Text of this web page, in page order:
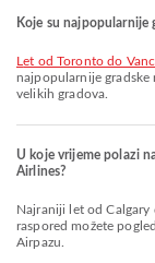
Koje su najpopularnije
let od Toronto do
najpopularnije gradske
velikih gradova.
U koje vrijeme polazi
Airlines?
Najraniji let od Calgary do Vancouver s Flair Airlines polijeće u 11:05. Ovaj
raspored možete
Airpazu.